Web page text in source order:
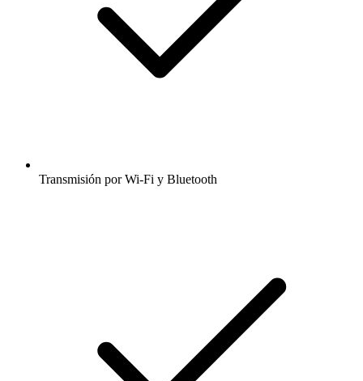
Transmisión por Wi-Fi y Bluetooth